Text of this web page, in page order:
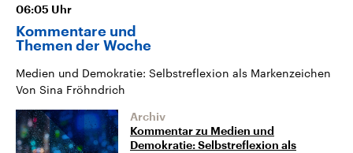
06:05 Uhr
Kommentare und
Themen der Woche
Medien und Demokratie: Selbstreflexion als Markenzeichen
Von Sina Fröhndrich
Archiv
Kommentar zu Medien und
Demokratie: Selbstreflexion als